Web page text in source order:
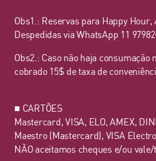
Obs1.: Reservas para Happy
Despedidas via WhatsApp 11
Obs2.: Caso não haja consumação
cobrado 15$ de taxa de
■ CARTÕES
Mastercard, VISA, ELO, AMEX,
Maestro (Mastercard), VISA
NÃO aceitamos cheques e/ou